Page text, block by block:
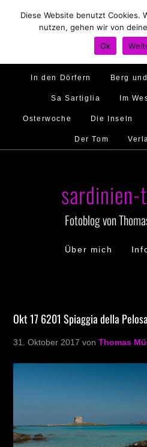
Hirtenland
Golfo di Orosei Im
Murales
In den Dörfern Berg und
Sa Sartiglia Im
Osterwoche Die Inseln
Der Tom
sardinien-
Fotoblog von
Über mich
Okt 17 6201 Spiaggia della Pelosa
31. Oktober 2017 vonThomas
Diese Website benutzt Cookies.
nutzen, gehen wir von
Ok